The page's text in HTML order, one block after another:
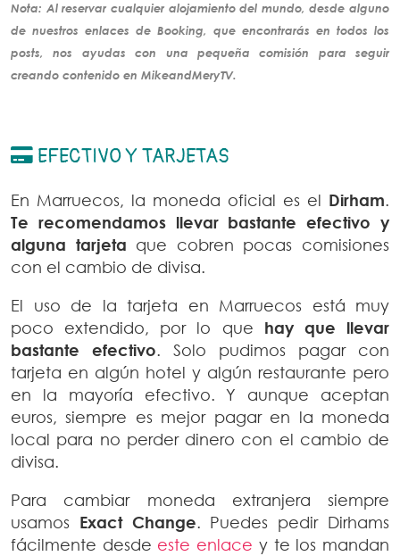
Nota: Al reservar cualquier alojamiento del mundo, desde alguno
de nuestros enlaces de Booking, que encontrarás en todos los
posts, nos ayudas con una pequeña comisión para seguir
creando contenido en MikeandMeryTV.
EFECTIVO Y TARJETAS
En Marruecos, la moneda oficial es el Dirham.
Te recomendamos llevar bastante efectivo y
alguna tarjeta que cobren pocas comisiones
con el cambio de divisa.
El uso de la tarjeta en Marruecos está muy
poco extendido, por lo que hay que llevar
bastante efectivo. Solo pudimos pagar con
tarjeta en algún hotel y algún restaurante pero
en la mayoría efectivo. Y aunque aceptan
euros, siempre es mejor pagar en la moneda
local para no perder dinero con el cambio de
divisa.
Para cambiar moneda extranjera siempre
usamos Exact Change. Puedes pedir Dirhams
fácilmente desde este enlace y te los mandan